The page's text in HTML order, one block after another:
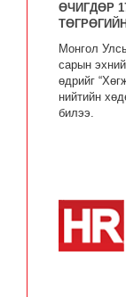
ӨЧИГДӨР
Монгол
сарын
өдрийг
нийтийн
билээ.